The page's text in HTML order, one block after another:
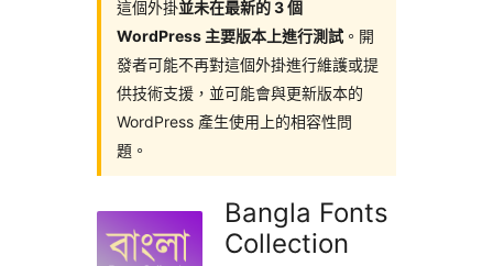
這個外掛並未在最新的 3 個
WordPress 主要版本上進行測試 。開
發者可能不再對這個外掛進行維護或提
供技術支援，並可能會與更新版本的
WordPress 產生使用上的相容性問
題。
Bangla Fonts
Collection